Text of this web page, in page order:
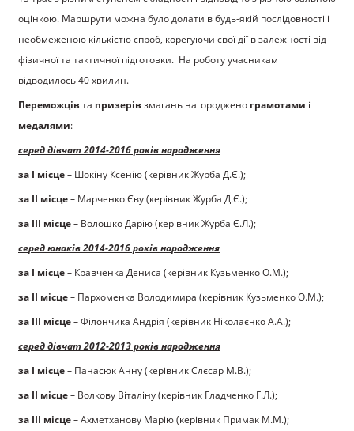
оцінкою. Маршрути можна було долати в будь-якій послідовності і
необмеженою кількістю спроб, корегуючи свої дії в залежності від
фізичної та тактичної підготовки. На роботу учасникам
відводилось 40 хвилин.
Переможців та призерів змагань нагороджено грамотами і
медалями:
серед дівчат 2014-2016 років народження
за І місце – Шокіну Ксенію (керівник Журба Д.Є.);
за ІІ місце – Марченко Єву (керівник Журба Д.Є.);
за ІІІ місце – Волошко Дарію (керівник Журба Є.Л.);
серед юнаків 2014-2016 років народження
за І місце – Кравченка Дениса (керівник Кузьменко О.М.);
за ІІ місце – Пархоменка Володимира (керівник Кузьменко О.М.);
за ІІІ місце – Філончика Андрія (керівник Ніколаєнко А.А.);
серед дівчат 2012-2013 років народження
за І місце – Панасюк Анну (керівник Слєсар М.В.);
за ІІ місце – Волкову Віталіну (керівник Гладченко Г.Л.);
за ІІІ місце – Ахметханову Марію (керівник Примак М.М.);